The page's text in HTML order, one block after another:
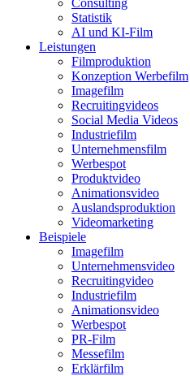
Consulting
Statistik
AI und KI-Film
Leistungen
Filmproduktion
Konzeption Werbefilm
Imagefilm
Recruitingvideos
Social Media Videos
Industriefilm
Unternehmensfilm
Werbespot
Produktvideo
Animationsvideo
Auslandsproduktion
Videomarketing
Beispiele
Imagefilm
Unternehmensvideo
Recruitingvideo
Industriefilm
Animationsvideo
Werbespot
PR-Film
Messefilm
Erklärfilm